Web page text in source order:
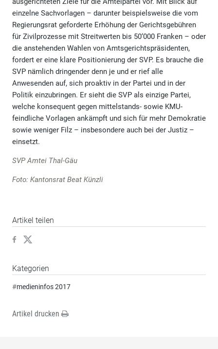
einzelne Sachvorlagen – darunter beispielsweise die vom
Regierungsrat geforderte Erhöhung der Gerichtsgebühren
für Zivilprozesse mit Streitwerten bis 50‘000 Franken – oder
die anstehenden Wahlen von Amtsgerichtspräsidenten,
fordert er eine klare Positionierung der SVP. Es brauche die
SVP nämlich dringender denn je und er rief alle
Anwesenden auf, sich proaktiv in der Partei und in der
Politik einzubringen. Er sieht die SVP als einzige Partei,
welche konsequent gegen mittelstands- sowie KMU-
feindliche Vorlagen ankämpft und sich für mehr Demokratie
sowie weniger Filz – insbesondere auch bei der Justiz –
einsetzt.
SVP Amtei Thal-Gäu
Foto: Kantonsrat Beat Künzli
Artikel teilen
Kategorien
#medieninfos 2017
Artikel drucken